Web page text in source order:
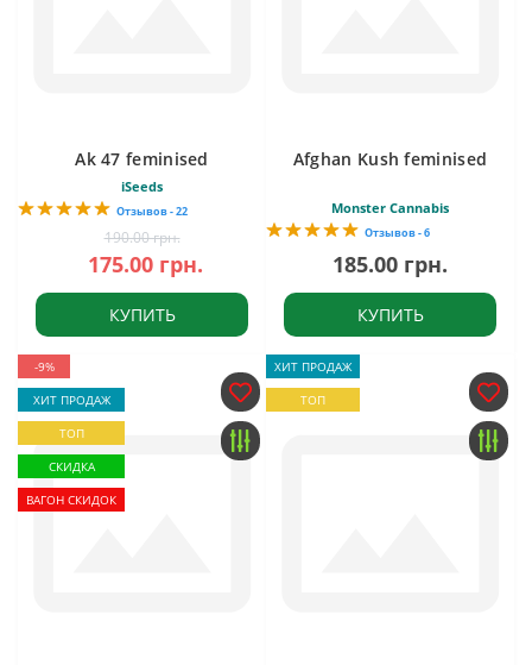
Ak 47 feminised
iSeeds
Отзывов - 22
190.00 грн.
175.00 грн.
КУПИТЬ
Afghan Kush feminised
Monster Cannabis
Отзывов - 6
185.00 грн.
КУПИТЬ
-9%
ХИТ ПРОДАЖ
ТОП
СКИДКА
ВАГОН СКИДОК
ХИТ ПРОДАЖ
ТОП